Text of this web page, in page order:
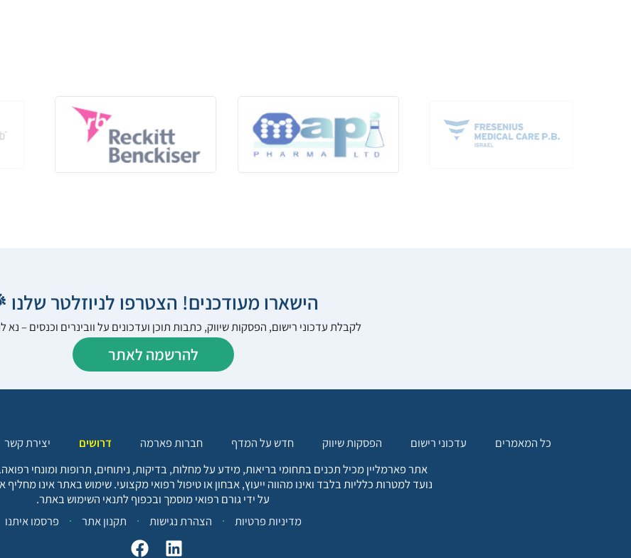
הישארו מעודכנים! הצטרפו לניוזלטר שלנו
לקבלת עדכוני רישום, הפסקות שיווק, כתבות תוכן ועדכונים על וובינרים וכנסים –
להרשמה לאתר
כל המאמרים עדכוני רישום הפסקות שיווק חדש על המדף חברות פארמה דרושים
יצירת קשר
אתר פארמליין מכיל תכנים בתחומי בריאות, מידע על מחלות, בדיקות, ניתוחים, תרופות ומונחי
נועד למטרות כלליות בלבד ואינו מהווה ייעוץ, אבחון או טיפול רפואי מקצועי. שימוש באתר אינו
על ידי גורם רפואי מוסמך ובכפוף לתנאי השימוש באתר.
מדיניות פרטיות
הצהרת נגישות תקנון אתר פרסמו איתנו